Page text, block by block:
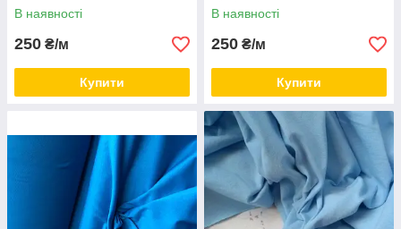
В наявності
250 ₴/м
Купити
В наявності
250 ₴/м
Купити